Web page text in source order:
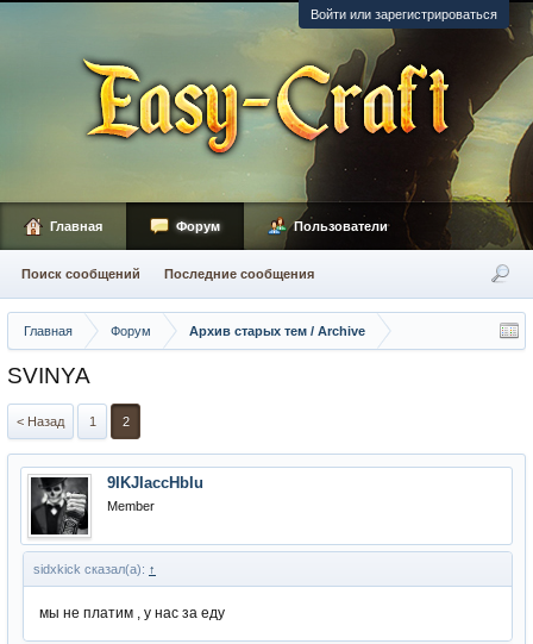
Войти или зарегистрироваться
Главная Форум Архив старых тем / Archive
SVINYA
< Назад 1 2
9IKJIaccHbIu
Member
sidxkick сказал(а): ↑
мы не платим , у нас за еду
Главная Форум
Поиск сообщений Последние сообщения
Пользователи